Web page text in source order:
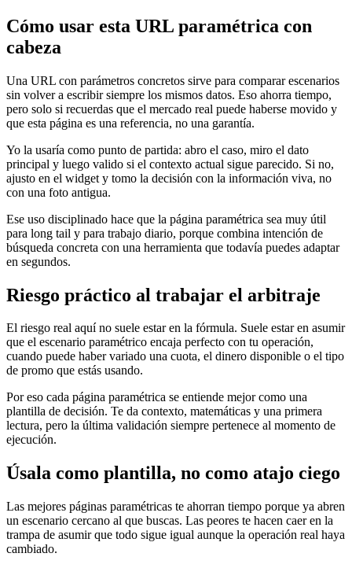
Cómo usar esta URL paramétrica con
cabeza
Una URL con parámetros concretos sirve para comparar escenarios
sin volver a escribir siempre los mismos datos. Eso ahorra tiempo,
pero solo si recuerdas que el mercado real puede haberse movido y
que esta página es una referencia, no una garantía.
Yo la usaría como punto de partida: abro el caso, miro el dato
principal y luego valido si el contexto actual sigue parecido. Si no,
ajusto en el widget y tomo la decisión con la información viva, no
con una foto antigua.
Ese uso disciplinado hace que la página paramétrica sea muy útil
para long tail y para trabajo diario, porque combina intención de
búsqueda concreta con una herramienta que todavía puedes adaptar
en segundos.
Riesgo práctico al trabajar el arbitraje
El riesgo real aquí no suele estar en la fórmula. Suele estar en asumir
que el escenario paramétrico encaja perfecto con tu operación,
cuando puede haber variado una cuota, el dinero disponible o el tipo
de promo que estás usando.
Por eso cada página paramétrica se entiende mejor como una
plantilla de decisión. Te da contexto, matemáticas y una primera
lectura, pero la última validación siempre pertenece al momento de
ejecución.
Úsala como plantilla, no como atajo ciego
Las mejores páginas paramétricas te ahorran tiempo porque ya abren
un escenario cercano al que buscas. Las peores te hacen caer en la
trampa de asumir que todo sigue igual aunque la operación real haya
cambiado.